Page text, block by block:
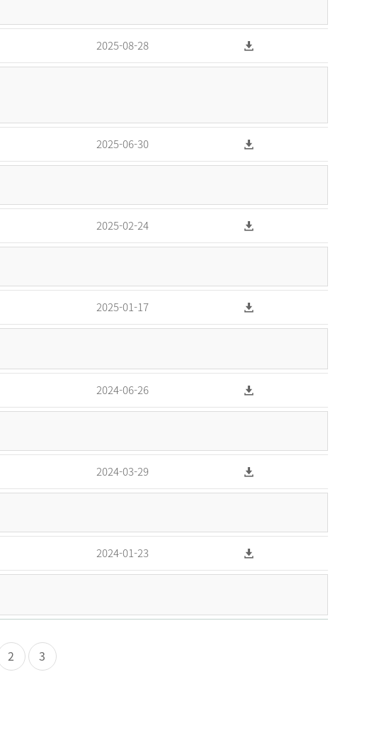
2025-08-28
2025-06-30
2025-02-24
2025-01-17
2024-06-26
2024-03-29
2024-01-23
2 3